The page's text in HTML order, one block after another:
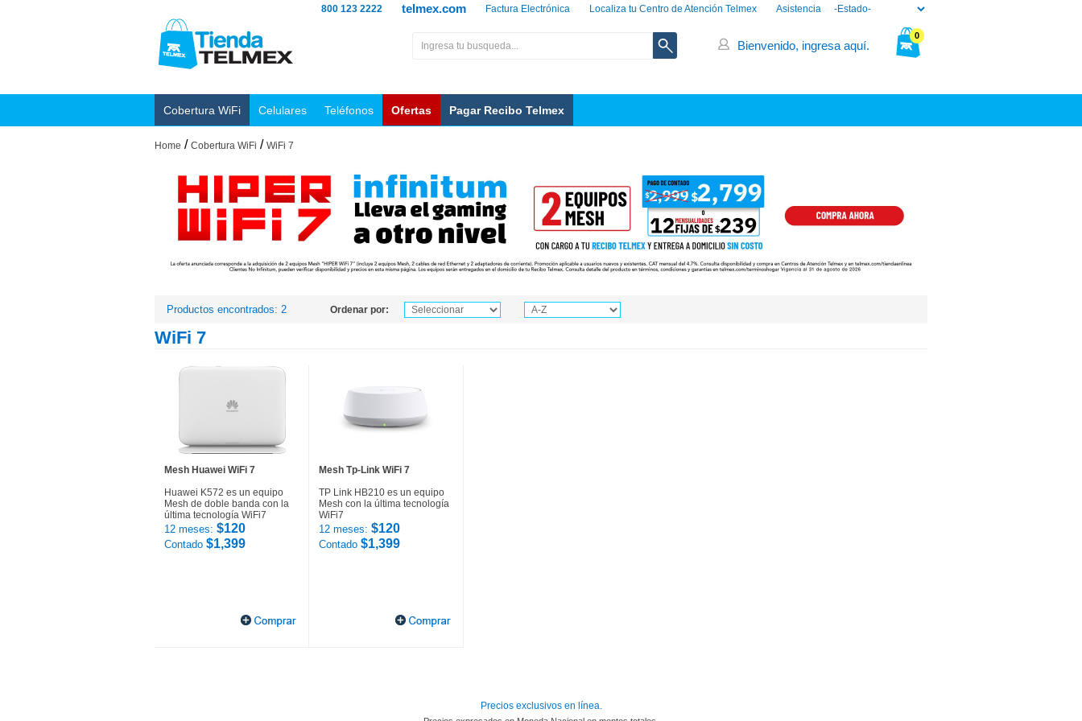
Asistencia
Localiza tu Centro de Atención Telmex
Factura Electrónica
telmex.com
800 123 2222
0
Bienvenido, ingresa aquí.
Cobertura WiFi Celulares Teléfonos Ofertas Pagar Recibo Telmex
Home / Cobertura WiFi / WiFi 7
Productos encontrados: 2 Ordenar por:
WiFi 7
Mesh Huawei WiFi 7
Huawei K572 es un equipo
Mesh de doble banda con la
última tecnología WiFi7
12 meses: $120
Contado $1,399
Mesh Tp-Link WiFi 7
TP Link HB210 es un equipo
Mesh con la última tecnología
WiFi7
12 meses: $120
Contado $1,399
Precios exclusivos en línea.